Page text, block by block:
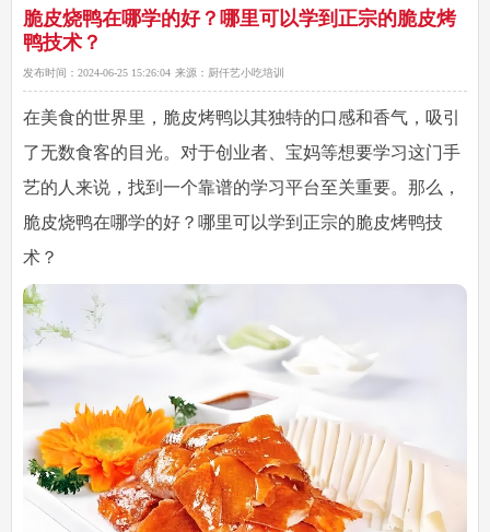
脆皮烧鸭在哪学的好？哪里可以学到正宗的脆皮烤
鸭技术？
发布时间： 2024-06-25 15:26:04 来源： 厨仟艺小吃培训
在美食的世界里，脆皮烤鸭以其独特的口感和香气，吸引
了无数食客的目光。对于创业者、宝妈等想要学习这门手
艺的人来说，找到一个靠谱的学习平台至关重要。那么，
脆皮烧鸭在哪学的好？哪里可以学到正宗的脆皮烤鸭技
术？